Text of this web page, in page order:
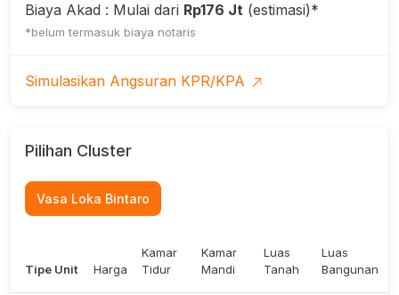
1. Tol Kunciran
5. Mentari International School
6. Stasiun Sudimara
7. Tol Jakarta - Serpong
8. Premier Bintaro Hospital
Biaya Akad : Mulai dari Rp176 Jt (estimasi)*
*belum termasuk biaya notaris
Simulasikan Angsuran KPR/KPA
Pilihan Cluster
Vasa Loka Bintaro
Tipe Unit Harga
Kamar
Tidur
Kamar
Mandi
Luas
Tanah
Luas
Bangunan